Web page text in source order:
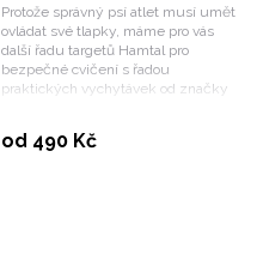
Protože správný psí atlet musí umět
ovládat své tlapky, máme pro vás
další řadu targetů Hamtal pro
bezpečné cvičení s řadou
praktických vychytávek od značky
od 490 KčVybrat variantu